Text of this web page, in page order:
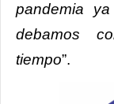
pandemia
debamos
tiempo”.